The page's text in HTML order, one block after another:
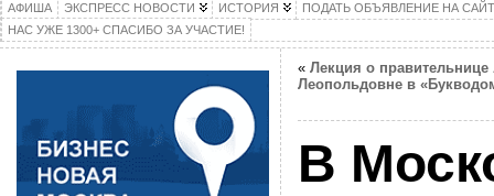
АФИША ЭКСПРЕСС НОВОСТИ ИСТОРИЯ
ПОДАТЬ ОБЪЯВЛЕНИЕ НА
НАС УЖЕ 1300+ СПАСИБО ЗА УЧАСТИЕ!
« Лекция о правительнице
Леопольдовне в
В